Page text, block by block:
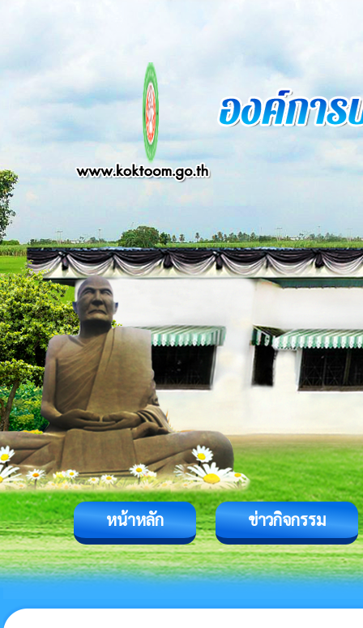
หน้าหลัก ข่าวกิจกรรม